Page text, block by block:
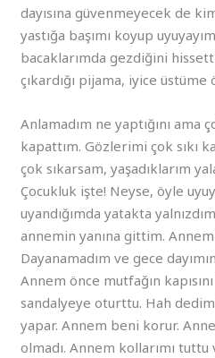
dayısına güvenmeyecek de
yastığa başımı koyup
bacaklarımda gezdiğini
çıkardığı pijama, iyice
Anlamadım ne yaptığını
kapattım. Gözlerimi çok sıkı
çok sıkarsam, yaşadıklarım
Çocukluk işte! Neyse, öyle
uyandığımda yatakta
annemin yanına gittim. Annem
Dayanamadım ve gece
Annem önce mutfağın
sandalyeye oturttu. Hah
yapar. Annem beni korur.
olmadı. Annem kollarımı tuttu